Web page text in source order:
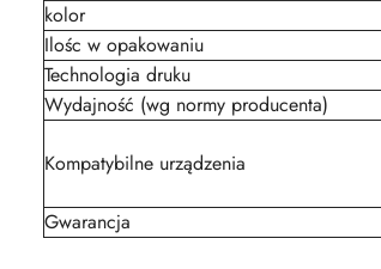
kolor
Ilośc w opakowaniu
Technologia druku
Wydajność (wg normy producenta)
Kompatybilne urządzenia
Gwarancja